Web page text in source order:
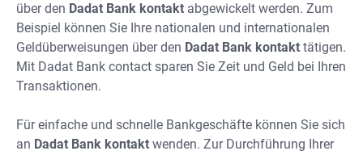
über den Dadat Bank kontakt abgewickelt werden. Zum
Beispiel können Sie Ihre nationalen und internationalen
Geldüberweisungen über den Dadat Bank kontakt tätigen.
Mit Dadat Bank contact sparen Sie Zeit und Geld bei Ihren
Transaktionen.
Für einfache und schnelle Bankgeschäfte können Sie sich
an Dadat Bank kontakt wenden. Zur Durchführung Ihrer